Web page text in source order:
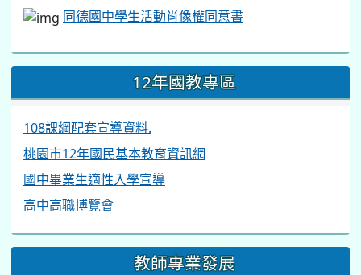
同德國中學生活動肖像權同意書
12年國教專區
108課綱配套宣導資料.
桃園市12年國民基本教育資訊網
國中畢業生適性入學宣導
高中高職博覽會
教師專業發展